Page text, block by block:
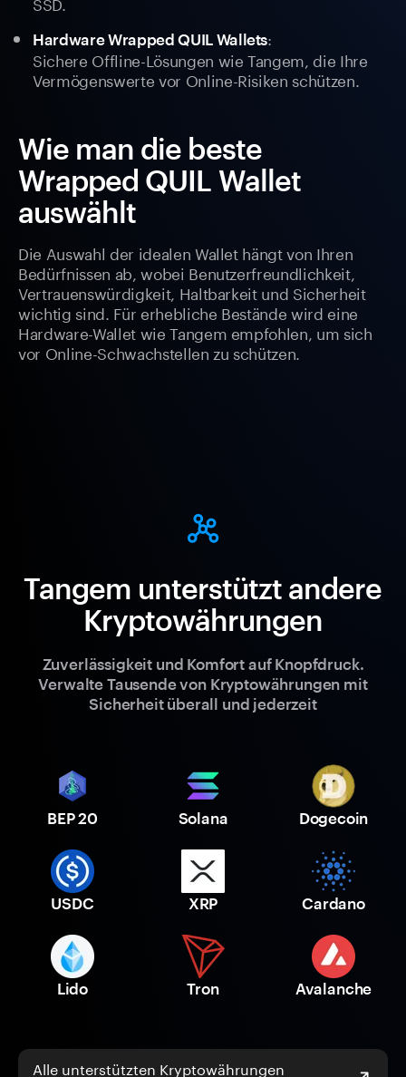
Hardware Wrapped QUIL Wallets:
Sichere Offline-Lösungen wie Tangem, die Ihre
Vermögenswerte vor Online-Risiken schützen.
Wie man die beste
Wrapped QUIL Wallet
auswählt
Die Auswahl der idealen Wallet hängt von Ihren
Bedürfnissen ab, wobei Benutzerfreundlichkeit,
Vertrauenswürdigkeit, Haltbarkeit und Sicherheit
wichtig sind. Für erhebliche Bestände wird eine
Hardware-Wallet wie Tangem empfohlen, um sich
vor Online-Schwachstellen zu schützen.
Tangem unterstützt andere
Kryptowährungen
Zuverlässigkeit und Komfort auf Knopfdruck.
Verwalte Tausende von Kryptowährungen mit
Sicherheit überall und jederzeit
BEP 20 Solana Dogecoin
USDC XRP Cardano
Lido Tron Avalanche
Alle unterstützten Kryptowährungen